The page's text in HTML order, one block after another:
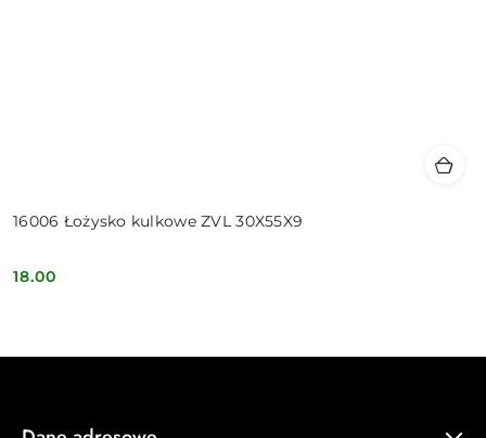
16006 Łożysko kulkowe ZVL 30X55X9
Cena:
18.00